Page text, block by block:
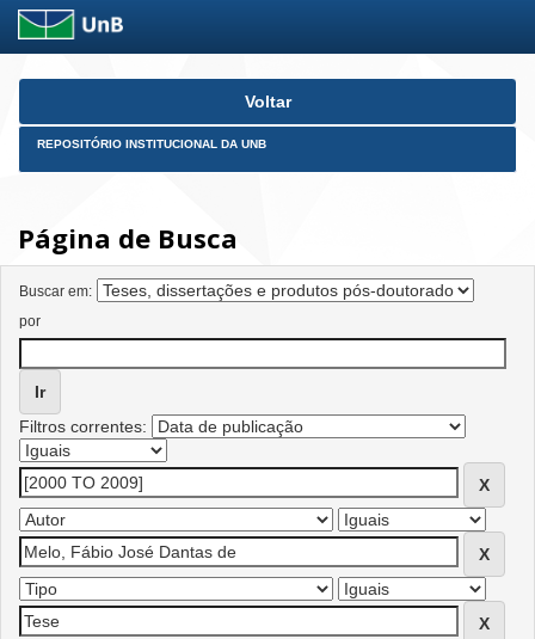
Skip
Voltar
REPOSITÓRIO INSTITUCIONAL DA UNB
Página de Busca
Buscar em:
por
Filtros correntes: